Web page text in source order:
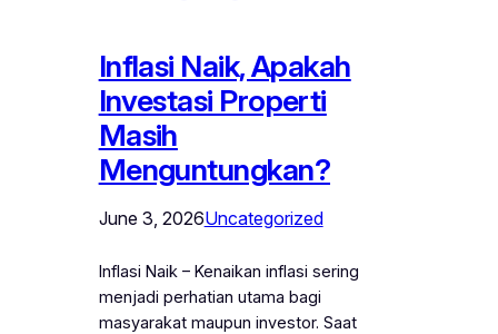
Inflasi Naik, Apakah
Investasi Properti
Masih
Menguntungkan?
June 3, 2026Uncategorized
Inflasi Naik – Kenaikan inflasi sering
menjadi perhatian utama bagi
masyarakat maupun investor. Saat